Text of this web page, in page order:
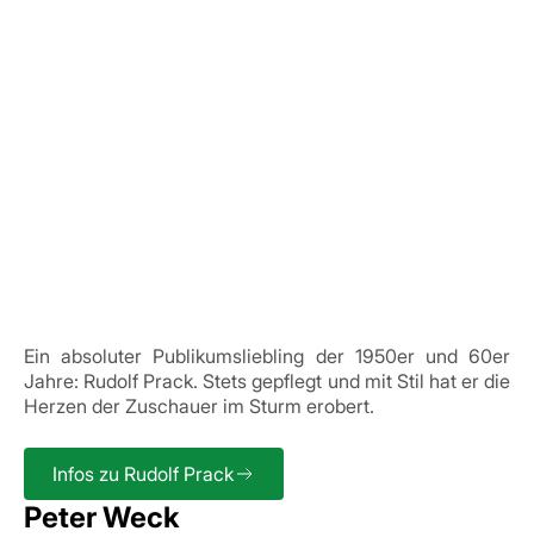
Ein absoluter Publikumsliebling der 1950er und 60er
Jahre: Rudolf Prack. Stets gepflegt und mit Stil hat er die
Herzen der Zuschauer im Sturm erobert.
Infos zu Rudolf Prack
Peter Weck